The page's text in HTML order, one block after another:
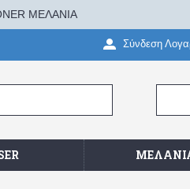
ΜΕΛΑΝΙΑ
Σύνδεση